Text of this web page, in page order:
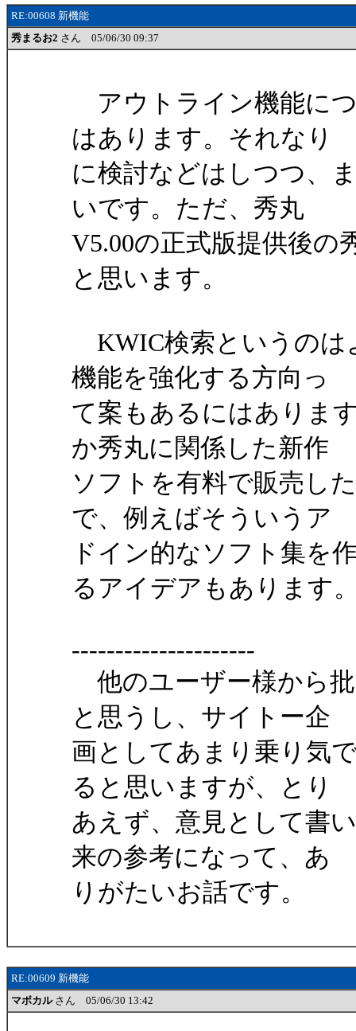
RE:00608 新機能
秀まるお2 さん 05/06/30 09:37
アウトライン機能に
はあります。それなり
に検討などはしつつ、
いです。ただ、秀丸
V5.00の正式版提供後の
と思います。
KWIC検索というのは
機能を強化する方向っ
て案もあるにはありま
か秀丸に関係した新作
ソフトを有料で販売し
で、例えばそういうア
ドイン的なソフト集を
るアイデアもあります
---------------------
他のユーザー様から
と思うし、サイトー企
画としてあまり乗り気
ると思いますが、とり
あえず、意見として書
来の参考になって、あ
りがたいお話です。
RE:00609 新機能
マボカルさん 05/06/30 13:42